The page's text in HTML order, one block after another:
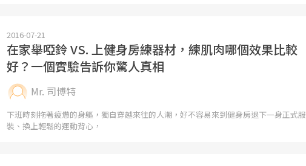
2016-07-21
在家舉啞鈴 VS. 上健身房練器材，練肌肉哪個效果比較
好？一個實驗告訴你驚人真相
Mr. 司博特
下班時刻拖著疲憊的身軀，獨自穿越來往的人潮，好不容易來到健身房退下一身正式服
裝、換上輕鬆的運動背心，